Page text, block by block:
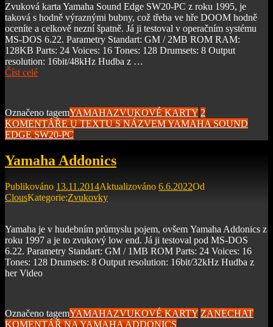
Zvuková karta Yamaha Sound Edge SW20-PC z roku 1995, je
taková s hodně výraznými bubny, což třeba ve hře DOOM hodně
oceníte a celkově nezní špatně. Já ji testoval v operačním systému
MS-DOS 6.22. Parametry Standart: GM / 2MB ROM RAM:
128KB Parts: 24 Voices: 16 Tones: 128 Drumsets: 8 Output
resolution: 16bit/48kHz Hudba z …
Číst celé
Označeno tagemYAMAHAZVUKOVÉ KARTY 2
KOMENTÁŘEU TEXTU S NÁZVEM YAMAHA SOUND
EDGE SW20-PC
Yamaha Addonics
Publikováno 13.11.2014Aktualizováno 6.6.2022Od
ClousKategorie:Zvukovky
Yamaha je v hudebním průmyslu pojem, ovšem Yamaha Addonics z
roku 1997 a je to zvukový low end. Já ji testoval pod MS-DOS
6.22. Parametry Standart: GM / 1MB ROM Parts: 24 Voices: 16
Tones: 128 Drumsets: 8 Output resolution: 16bit/32kHz Hudba z
her Video
Označeno tagemYAMAHAZVUKOVÉ KARTY ZANECHAT
KOMENTÁŘNA YAMAHA ADDONICS